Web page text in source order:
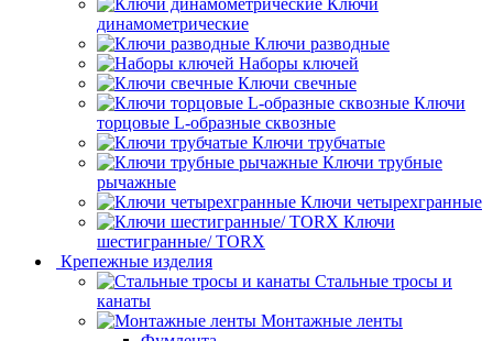
Ключи
динамометрические
Ключи разводные
Наборы ключей
Ключи свечные
Ключи
торцовые L-образные сквозные
Ключи трубчатые
Ключи трубные
рычажные
Ключи четырехгранные
Ключи
шестигранные/ TORX
Крепежные изделия
Стальные тросы и
канаты
Монтажные ленты